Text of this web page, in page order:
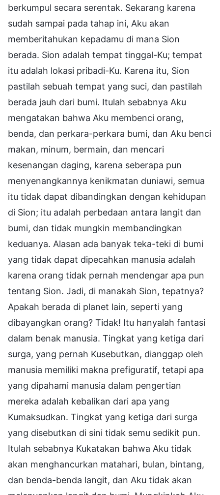
berkumpul secara serentak. Sekarang karena
sudah sampai pada tahap ini, Aku akan
memberitahukan kepadamu di mana Sion
berada. Sion adalah tempat tinggal-Ku; tempat
itu adalah lokasi pribadi-Ku. Karena itu, Sion
pastilah sebuah tempat yang suci, dan pastilah
berada jauh dari bumi. Itulah sebabnya Aku
mengatakan bahwa Aku membenci orang,
benda, dan perkara-perkara bumi, dan Aku benci
makan, minum, bermain, dan mencari
kesenangan daging, karena seberapa pun
menyenangkannya kenikmatan duniawi, semua
itu tidak dapat dibandingkan dengan kehidupan
di Sion; itu adalah perbedaan antara langit dan
bumi, dan tidak mungkin membandingkan
keduanya. Alasan ada banyak teka-teki di bumi
yang tidak dapat dipecahkan manusia adalah
karena orang tidak pernah mendengar apa pun
tentang Sion. Jadi, di manakah Sion, tepatnya?
Apakah berada di planet lain, seperti yang
dibayangkan orang? Tidak! Itu hanyalah fantasi
dalam benak manusia. Tingkat yang ketiga dari
surga, yang pernah Kusebutkan, dianggap oleh
manusia memiliki makna prefiguratif, tetapi apa
yang dipahami manusia dalam pengertian
mereka adalah kebalikan dari apa yang
Kumaksudkan. Tingkat yang ketiga dari surga
yang disebutkan di sini tidak semu sedikit pun.
Itulah sebabnya Kukatakan bahwa Aku tidak
akan menghancurkan matahari, bulan, bintang,
dan benda-benda langit, dan Aku tidak akan